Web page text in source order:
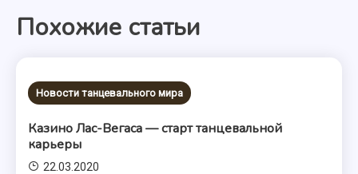
записям
Похожие статьи
Новости танцевального мира
Казино Лас-Вегаса — старт танцевальной
карьеры
22.03.2020